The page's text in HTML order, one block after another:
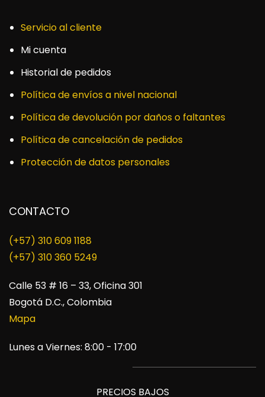
Servicio al cliente
Mi cuenta
Historial de pedidos
Política de envíos a nivel nacional
Política de devolución por daños o faltantes
Política de cancelación de pedidos
Protección de datos personales
CONTACTO
(+57) 310 609 1188
​(+57) 310 360 5249
Calle 53 # 16 – 33, Oficina 301
Bogotá D.C., Colombia
Mapa
Lunes a Viernes: 8:00 - 17:00
PRECIOS BAJOS